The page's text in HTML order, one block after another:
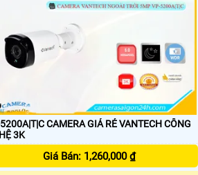
CAMERA GIÁ RẺ VANTECH CÔNG
3K
Giá Bán: 1,260,000 ₫